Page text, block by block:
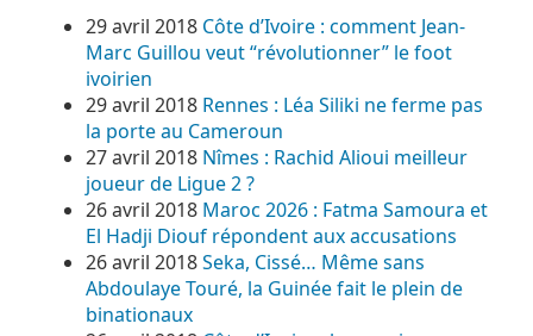
29 avril 2018 Côte d’Ivoire : comment Jean-
Marc Guillou veut “révolutionner” le foot
ivoirien
29 avril 2018 Rennes : Léa Siliki ne ferme pas
la porte au Cameroun
27 avril 2018 Nîmes : Rachid Alioui meilleur
joueur de Ligue 2 ?
26 avril 2018 Maroc 2026 : Fatma Samoura et
El Hadji Diouf répondent aux accusations
26 avril 2018Seka, Cissé… Même sans
Abdoulaye Touré, la Guinée fait le plein de
binationaux